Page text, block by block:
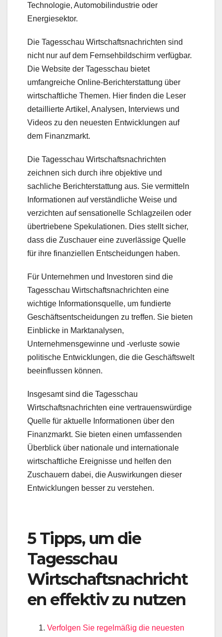
Technologie, Automobilindustrie oder
Energiesektor.
Die Tagesschau Wirtschaftsnachrichten sind
nicht nur auf dem Fernsehbildschirm verfügbar.
Die Website der Tagesschau bietet
umfangreiche Online-Berichterstattung über
wirtschaftliche Themen. Hier finden die Leser
detaillierte Artikel, Analysen, Interviews und
Videos zu den neuesten Entwicklungen auf
dem Finanzmarkt.
Die Tagesschau Wirtschaftsnachrichten
zeichnen sich durch ihre objektive und
sachliche Berichterstattung aus. Sie vermitteln
Informationen auf verständliche Weise und
verzichten auf sensationelle Schlagzeilen oder
übertriebene Spekulationen. Dies stellt sicher,
dass die Zuschauer eine zuverlässige Quelle
für ihre finanziellen Entscheidungen haben.
Für Unternehmen und Investoren sind die
Tagesschau Wirtschaftsnachrichten eine
wichtige Informationsquelle, um fundierte
Geschäftsentscheidungen zu treffen. Sie bieten
Einblicke in Marktanalysen,
Unternehmensgewinne und -verluste sowie
politische Entwicklungen, die die Geschäftswelt
beeinflussen können.
Insgesamt sind die Tagesschau
Wirtschaftsnachrichten eine vertrauenswürdige
Quelle für aktuelle Informationen über den
Finanzmarkt. Sie bieten einen umfassenden
Überblick über nationale und internationale
wirtschaftliche Ereignisse und helfen den
Zuschauern dabei, die Auswirkungen dieser
Entwicklungen besser zu verstehen.
5 Tipps, um die
Tagesschau
Wirtschaftsnachricht
en effektiv zu nutzen
Verfolgen Sie regelmäßig die neuesten